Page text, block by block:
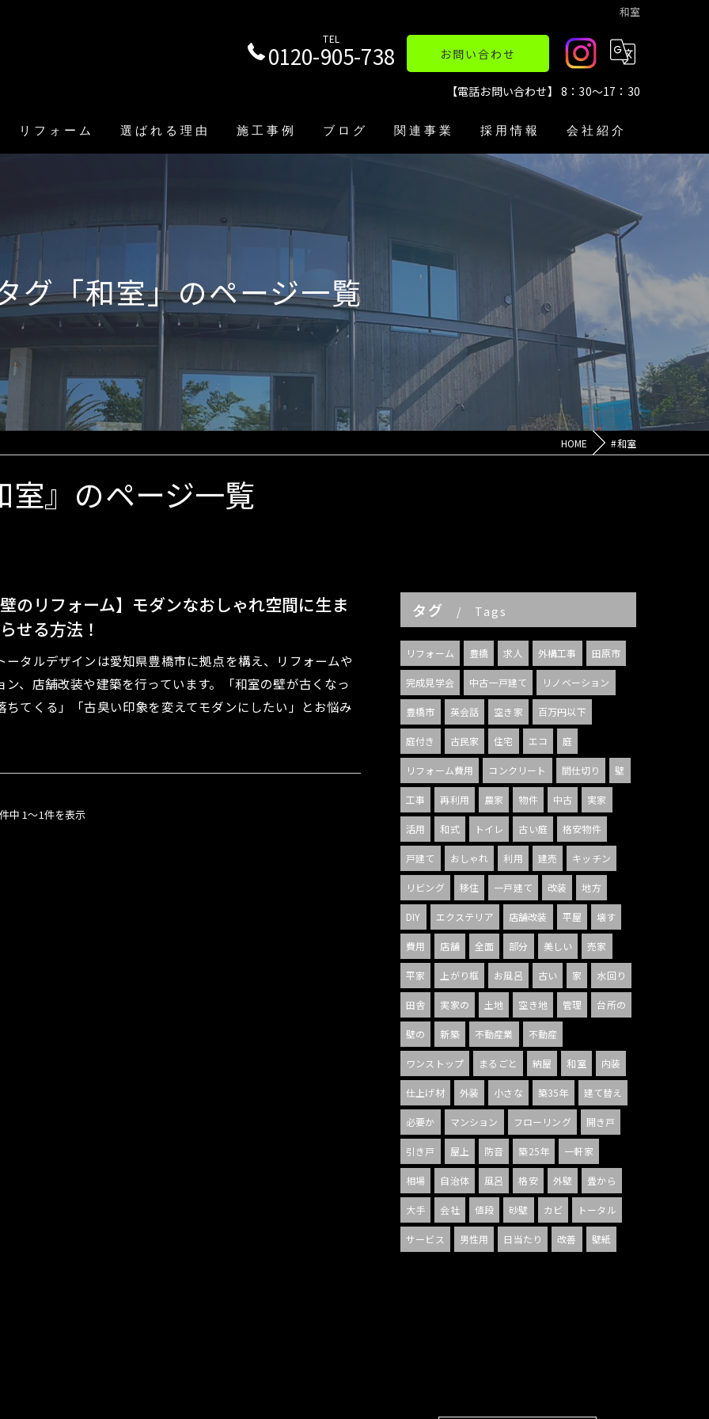
和室
TEL
0120-905-738 お問い合わせ
【電話お問い合わせ】 8：30～17：30
リフォーム
部分リフォーム
店舗改装
エクステリア･外構工事
内外装仕上げ材
選ばれる理由 施工事例 ブログ 関連事業 採用情報 会社紹介
グ「和室」のページ一覧
HOME #和室
室』のページ一覧
のリフォーム】モダンなおしゃれ空間に生ま
せる方法！
ータルデザインは愛知県豊橋市に拠点を構え、リフォームや
ン、店舗改装や建築を行っています。「和室の壁が古くなっ
ちてくる」「古臭い印象を変えてモダンにしたい」とお悩み
中 1～1件を表示
タグ Tags
リフォーム 豊橋 求人 外構工事 田原市
完成見学会 中古一戸建て リノベーション
豊橋市 英会話 空き家 百万円以下
庭付き 古民家 住宅 エコ 庭
リフォーム費用 コンクリート 間仕切り 壁
工事 再利用 農家 物件 中古 実家
活用 和式 トイレ 古い庭 格安物件
戸建て おしゃれ 利用 建売 キッチン
リビング 移住 一戸建て 改装 地方
DIY エクステリア 店舗改装 平屋 壊す
費用 店舗 全面 部分 美しい 売家
平家 上がり框 お風呂 古い 家 水回り
田舎 実家の 土地 空き地 管理 台所の
壁の 新築 不動産業 不動産
ワンストップ まるごと 納屋 和室 内装
仕上げ材 外装 小さな 築35年 建て替え
必要か マンション フローリング 開き戸
引き戸 屋上 防音 築25年 一軒家
相場 自治体 風呂 格安 外壁 畳から
大手 会社 値段 砂壁 カビ トータル
サービス 男性用 日当たり 改善 壁紙